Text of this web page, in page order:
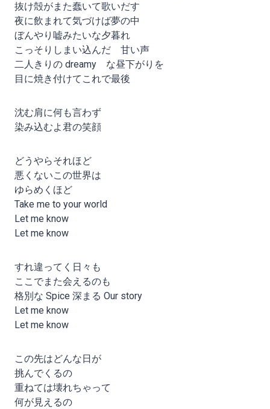
抜け殻がまた蠢いて歌いだす
夜に飲まれて気づけば夢の中
ぼんやり嘘みたいな夕暮れ
こっそりしまい込んだ 甘い声
二人きりの dreamy な昼下がりを
目に焼き付けてこれで最後
沈む肩に何も言わず
染み込むよ君の笑顔
どうやらそれほど
悪くないこの世界は
ゆらめくほど
Take me to your world
Let me know
Let me know
すれ違ってく日々も
ここでまた会えるのも
格別な Spice 深まる Our story
Let me know
Let me know
この先はどんな日が
挑んでくるの
重ねては壊れちゃって
何が見えるの